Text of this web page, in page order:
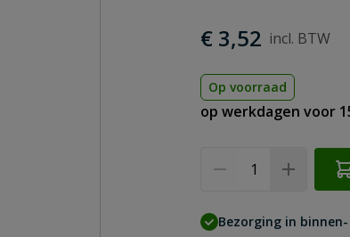
€ 3,52
Op voorraad
op werkdagen voor
Bezorging in